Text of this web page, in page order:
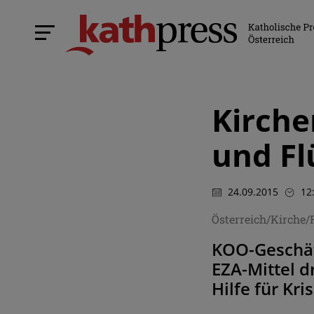
und
24.09.2015
Österreich/
KOO-
EZA-Mittel
Hilfe für